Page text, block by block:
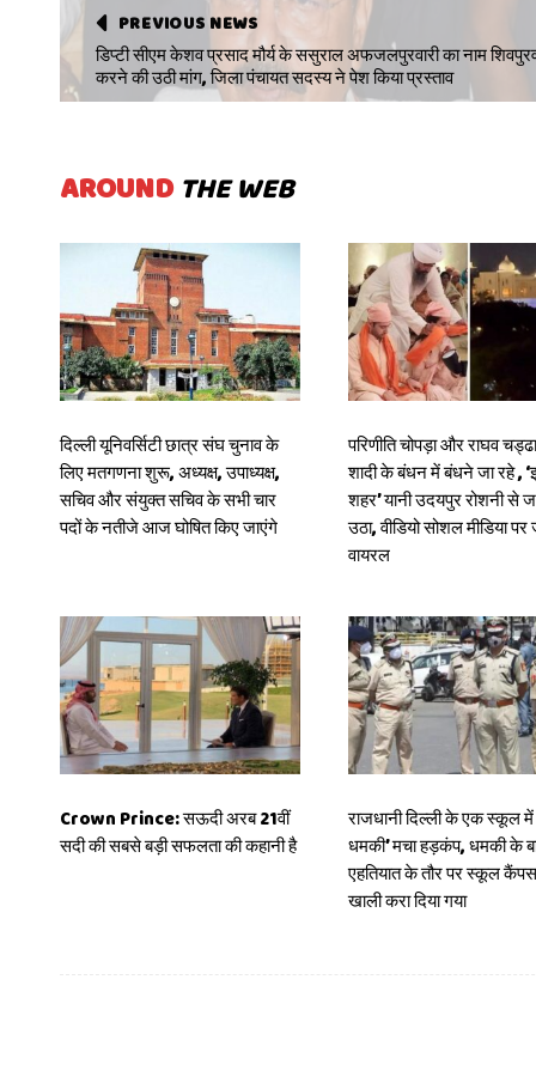
PREVIOUS NEWS
डिप्टी सीएम केशव प्रसाद मौर्य के ससुराल अफजलपुरवारी का नाम
करने की उठी मांग, जिला पंचायत सदस्य ने पेश किया प्रस्ताव
AROUND THE WEB
दिल्ली यूनिवर्सिटी छात्र संघ चुनाव के
लिए मतगणना शुरू, अध्यक्ष, उपाध्यक्ष,
सचिव और संयुक्त सचिव के सभी चार
पदों के नतीजे आज घोषित किए जाएंगे
परिणीति चोपड़ा और राघव
शादी के बंधन में बंधने जा रहे ,
शहर’ यानी उदयपुर रोशनी से
उठा, वीडियो सोशल मीडिया
वायरल
Crown Prince: सऊदी अरब 21वीं
सदी की सबसे बड़ी सफलता की कहानी है
राजधानी दिल्ली के एक स्कूल में
धमकी’ मचा हड़कंप, धमकी के
एहतियात के तौर पर स्कूल
खाली करा दिया गया